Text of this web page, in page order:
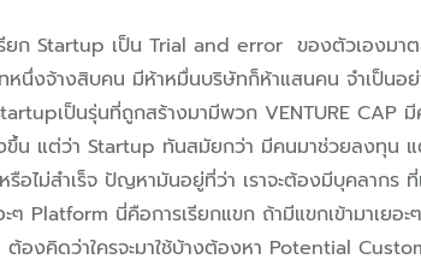
ยก Startup เป็น Trial and error ของตัวเอง
หนึ่งจ้างสิบคน มีห้าหมื่นบริษัทก็ห้าแสนคน จำเป็นอ
เป็นรุ่นที่ถูกสร้างมามีพวก VENTURE CAP
งขึ้น แต่ว่า Startup ทันสมัยกว่า มีคนมาช่วยลงทุ
ไม่สำเร็จ ปัญหามันอยู่ที่ว่า เราจะต้องมีบุคลากร
Platform นี่คือการเรียกแขก ถ้ามีแขกเข้ามาเยอะ
ต้องคิดว่าใครจะมาใช้บ้างต้องหา Potential